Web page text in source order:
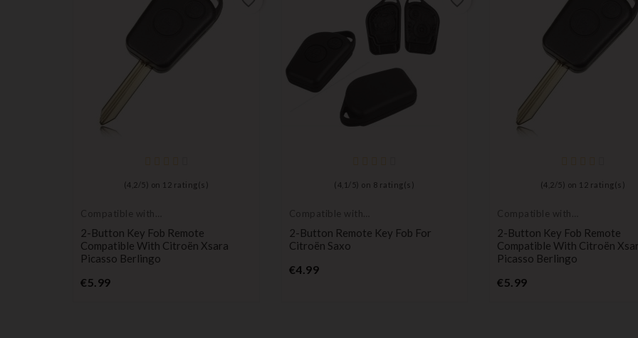
(4,2 / 5) on 12 rating(s)
Compatible with
2-Button Key Fob Remote
Compatible With Citroën Xsara
Picasso Berlingo
€5.99Price
( 4,1 / 5) on 8 rating(s)
Compatible with
2-Button Remote Key Fob For
Citroën Saxo
€4.99Price
(4,2 / 5) on 12 rating(s)
Compatible with
2-Button Key Fob Remote
Compatible With Citroën
Picasso Berlingo
€5.99Price